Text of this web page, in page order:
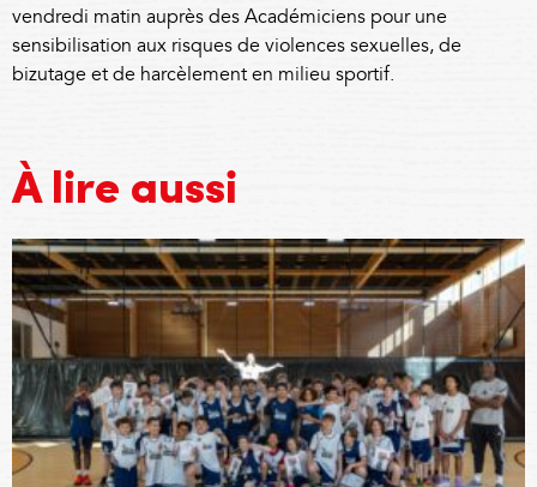
vendredi matin auprès des Académiciens pour une
sensibilisation aux risques de violences sexuelles, de
bizutage et de harcèlement en milieu sportif.
À lire aussi